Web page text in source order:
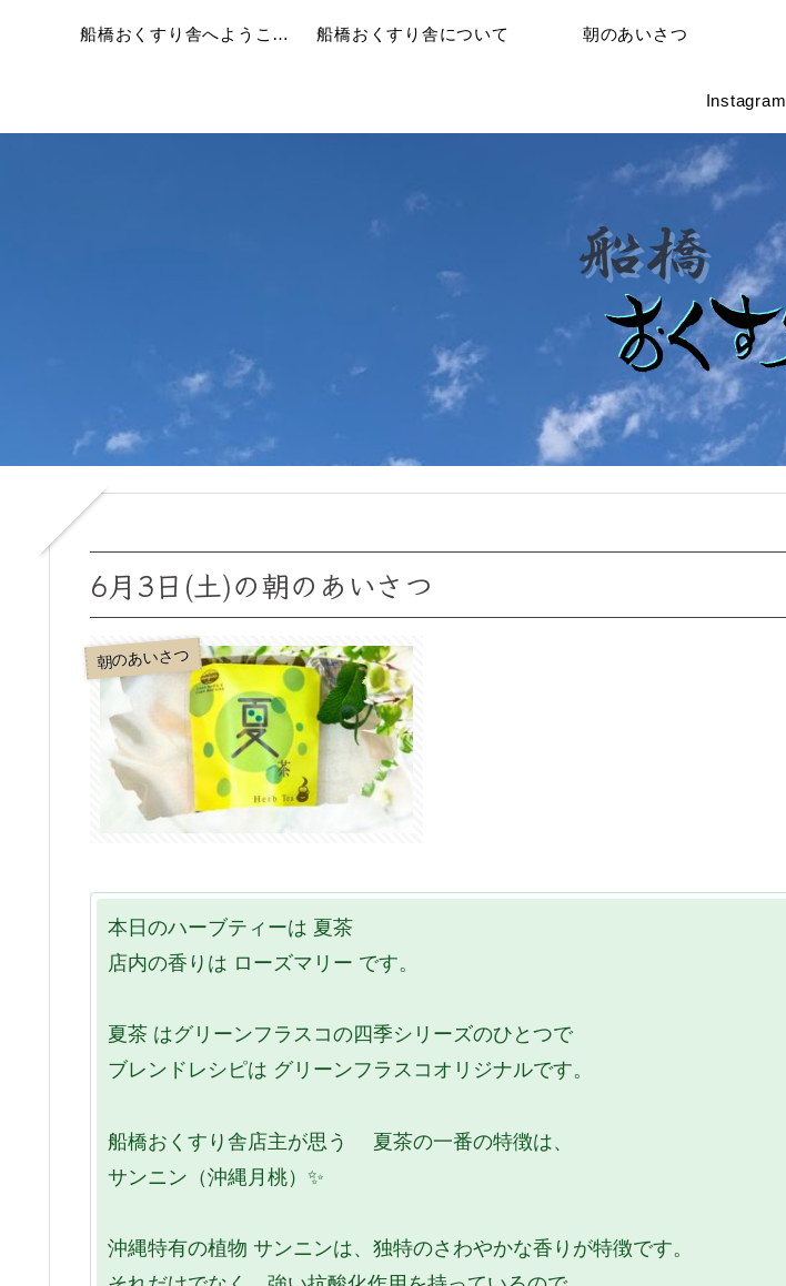
船橋おくすり舎へようこそ！ 船橋おくすり舎について 朝のあいさつ
Instagram
6月3日(土)の朝のあいさつ
朝のあいさつ
本日のハーブティーは 夏茶
店内の香りは ローズマリー です。
夏茶 はグリーンフラスコの四季シリーズのひとつで
ブレンドレシピは グリーンフラスコオリジナルです。
船橋おくすり舎店主が思う 夏茶の一番の特徴は、
サンニン（沖縄月桃）✨
沖縄特有の植物 サンニンは、独特のさわやかな香りが特徴です。